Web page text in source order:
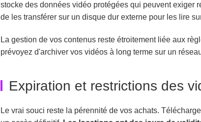
stocke des données vidéo protégées qui peuvent exiger
de les transférer sur un disque dur externe pour les lire
La gestion de vos contenus reste étroitement liée aux
prévoyez d'archiver vos vidéos à long terme sur un
Expiration et restrictions des
Le vrai souci reste la pérennité de vos achats.